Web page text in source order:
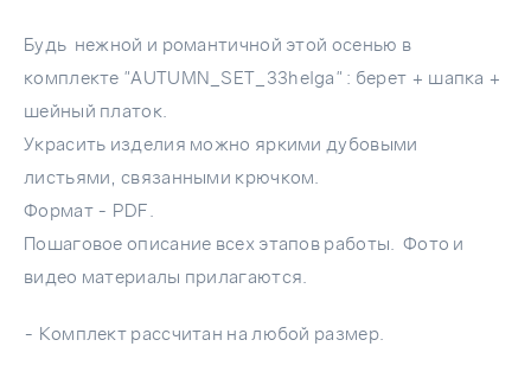
Будь нежной и романтичной этой осенью в
комплекте "AUTUMN_SET_33helga"​ : берет + шапка +
шейный платок.
Украсить изделия можно яркими дубовыми
листьями, связанными крючком.
Формат - PDF.
Пошаговое описание всех этапов работы.​ ​ Фото и
видео материалы прилагаются.
- Комплект рассчитан на любой размер.